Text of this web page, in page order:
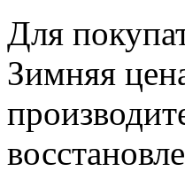
Для
Зимняя